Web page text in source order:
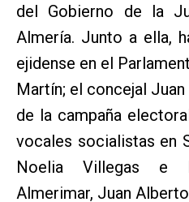
del Gobierno de la
Almería. Junto a ella,
ejidense en el
Martín; el concejal
de la campaña
vocales socialistas en
Noelia Villegas e
Almerimar, Juan